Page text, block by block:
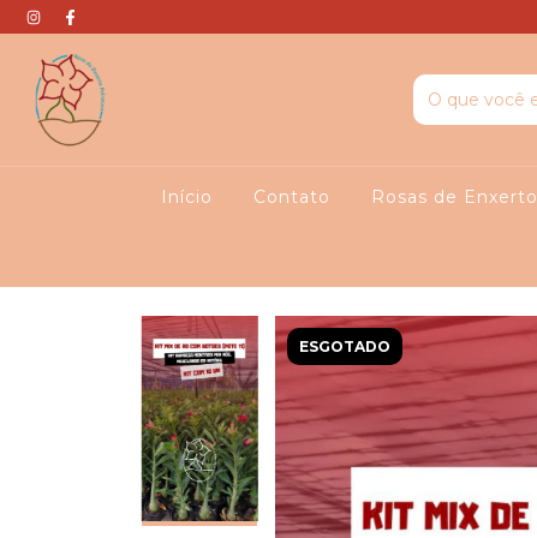
Início Contato Rosas de Enxerto
ESGOTADO